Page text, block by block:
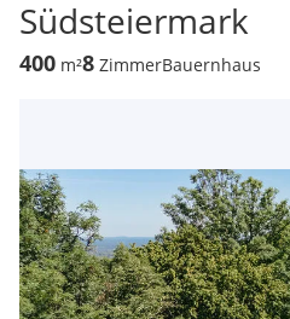
Südsteiermark
400 m²8 ZimmerBauernhaus